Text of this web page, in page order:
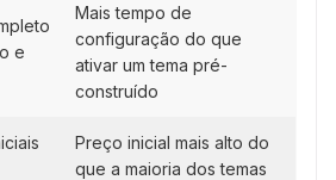
e
Mais tempo de
configuração do que
ativar um tema pré-
construído
Preço inicial mais alto do
que a maioria dos temas